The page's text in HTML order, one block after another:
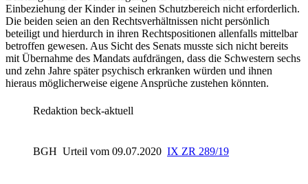
Einbeziehung der Kinder in seinen Schutzbereich nicht erforderlich.
Die beiden seien an den Rechtsverhältnissen nicht persönlich
beteiligt und hierdurch in ihren Rechtspositionen allenfalls mittelbar
betroffen gewesen. Aus Sicht des Senats musste sich nicht bereits
mit Übernahme des Mandats aufdrängen, dass die Schwestern sechs
und zehn Jahre später psychisch erkranken würden und ihnen
hieraus möglicherweise eigene Ansprüche zustehen könnten.
Redaktion beck-aktuell
BGH Urteil vom 09.07.2020 IX ZR 289/19